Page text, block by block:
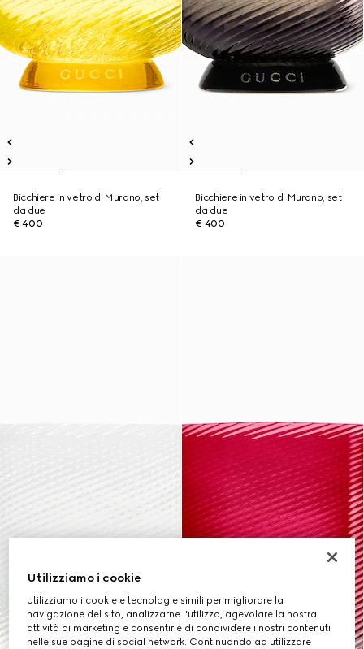
Bicchiere in vetro di Murano, set
da due
€ 400
Bicchiere in vetro di Murano, set
da due
€ 400
Utilizziamo i cookie
Utilizziamo i cookie e tecnologie simili per migliorare la
navigazione del sito, analizzarne l'utilizzo, agevolare la nostra
attività di marketing e consentirle di condividere i nostri contenuti
nelle sue pagine di social network. Continuando ad utilizzare